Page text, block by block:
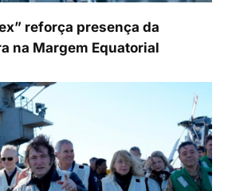
reforça presença da
na Margem Equatorial